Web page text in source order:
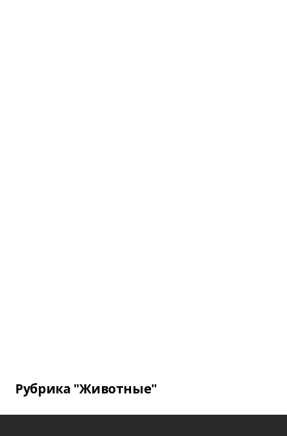
Рубрика "Животные"